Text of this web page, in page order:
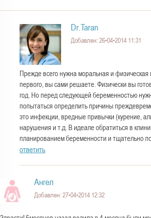
Dr.Taran
Добавлен: 26•04•2014 11:31
Прежде всего нужна моральная и физическая
первого, вы сами решаете. Физически вы
год. Но перед следующей беременностью
попытаться определить причины
это инфекции, вредные привычки (курение,
нарушения и т.д. В идеале обратиться в
планированием беременности и тщательно
ответить
Ангел
Добавлен: 27•04•2014 12:32